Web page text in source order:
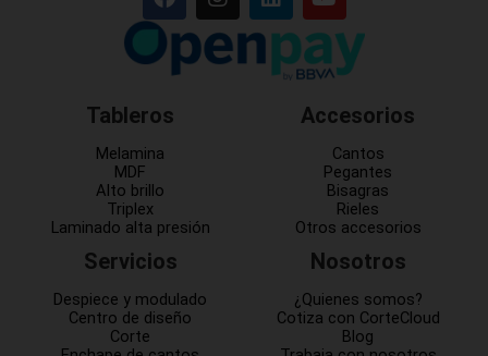
Tableros
Melamina
MDF
Alto brillo
Triplex
Laminado alta presión
Servicios
Despiece y modulado
Centro de diseño
Corte
Accesorios
Cantos
Pegantes
Bisagras
Rieles
Otros accesorios
Nosotros
¿Quienes somos?
Cotiza con CorteCloud
Blog